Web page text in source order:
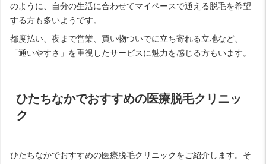
のように、自分の生活に合わせてマイペースで通える脱毛を希望
する方も多いようです。
都度払い、夜まで営業、買い物ついでに立ち寄れる立地など、
「通いやすさ」を重視したサービスに魅力を感じる方もいます。
ひたちなかでおすすめの医療脱毛クリニッ
ク
ひたちなかでおすすめの医療脱毛クリニックをご紹介します。そ